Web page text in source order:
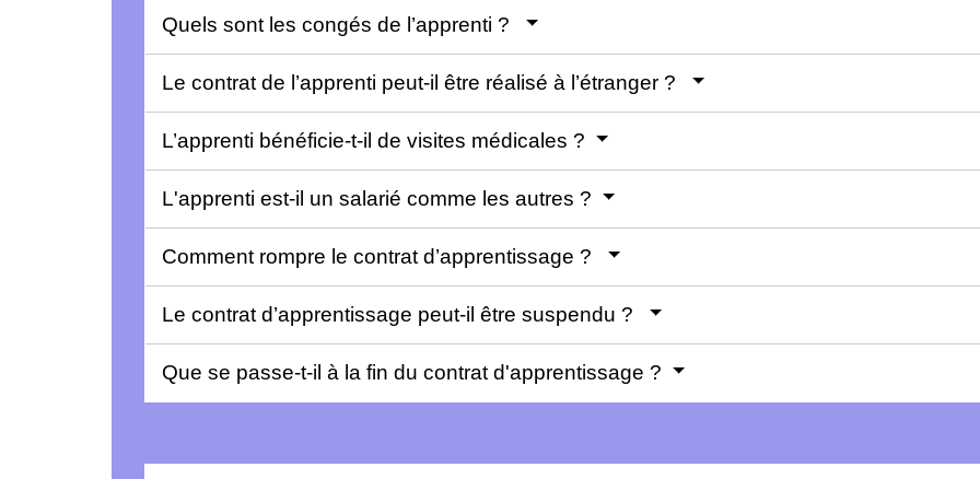
Quels sont les congés de l’apprenti ?
Le contrat de l’apprenti peut-il être réalisé à l’étranger ?
L’apprenti bénéficie-t-il de visites médicales ?
L'apprenti est-il un salarié comme les autres ?
Comment rompre le contrat d’apprentissage ?
Le contrat d’apprentissage peut-il être suspendu ?
Que se passe-t-il à la fin du contrat d'apprentissage ?